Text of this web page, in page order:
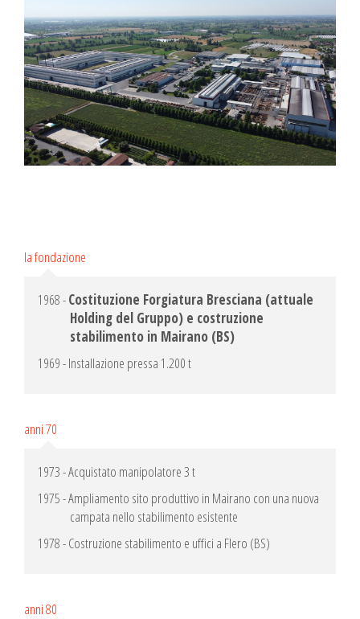
la fondazione
1968 -Costituzione Forgiatura Bresciana (attuale
Holding del Gruppo) e costruzione
stabilimento in Mairano (BS)
1969 - Installazione pressa 1.200 t
anni 70
1973 - Acquistato manipolatore 3 t
1975 - Ampliamento sito produttivo in Mairano con una nuova
campata nello stabilimento esistente
1978 - Costruzione stabilimento e uffici a Flero (BS)
anni 80